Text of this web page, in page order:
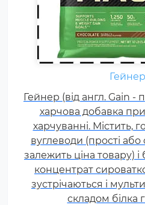
Гейнер
Гейнер (від англ. Gain -
харчова добавка
харчуванні. Містить,
вуглеводи (прості або
залежить ціна товару)
концентрат
зустрічаються і
складом білка
Креатин –
яка
силових видах
також видах
з динамічним
або силовою
кислота, що
організмі людини
м'язах.